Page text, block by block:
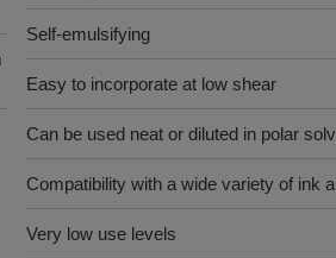
Self-emulsifying
Easy to incorporate at low shear
Can be used neat or diluted in polar
Compatibility with a wide variety of ink
Very low use levels